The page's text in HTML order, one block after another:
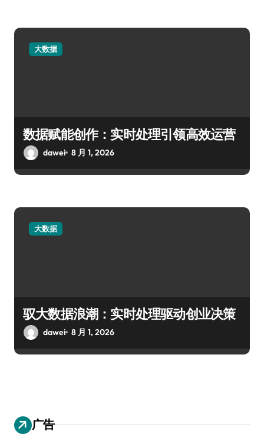
大数据
数据赋能创作：实时处理引领高效运营
dawei 8 月 1, 2026
大数据
驭大数据浪潮：实时处理驱动创业决策
dawei 8 月 1, 2026
广告